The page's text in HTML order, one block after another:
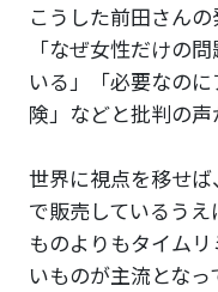
こうした前田さん
「なぜ女性だけの
いる」「必要なの
険」などと批判の声
世界に視点を移せ
で販売しているう
ものよりもタイム
いものが主流となっ